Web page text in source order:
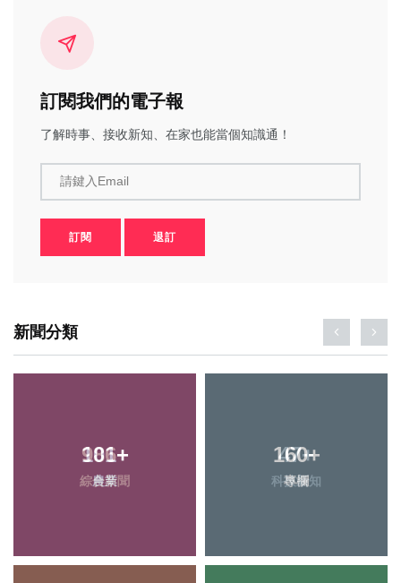
訂閱我們的電子報
了解時事、接收新知、在家也能當個知識通！
請鍵入Email
訂閱 退訂
新聞分類
101+
農業
160+
專欄